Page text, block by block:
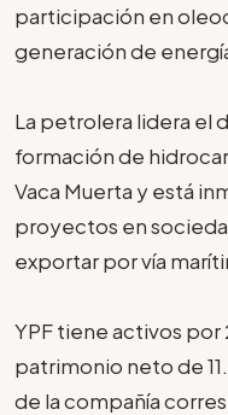
participación en
generación de
La petrolera lidera el
formación de
Vaca Muerta y está
proyectos en
exportar por vía
YPF tiene activos por
patrimonio neto de
de la compañía